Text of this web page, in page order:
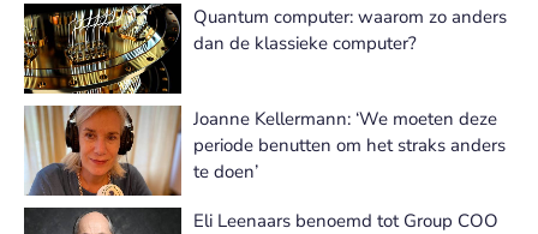
Quantum computer: waarom zo anders
dan de klassieke computer?
Joanne Kellermann: ‘We moeten deze
periode benutten om het straks anders
te doen’
Eli Leenaars benoemd tot Group COO